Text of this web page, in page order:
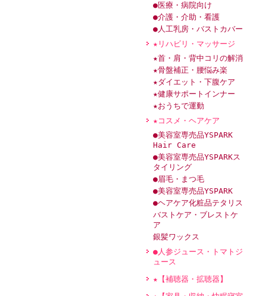
●医療・病院向け
●介護・介助・看護
●人工乳房・バストカバー
★リハビリ・マッサージ
★首・肩・背中コリの解消
★骨盤補正・腰悩み楽
★ダイエット・下腹ケア
★健康サポートインナー
★おうちで運動
★コスメ・ヘアケア
●美容室専売品YSPARK
Hair Care
●美容室専売品YSPARKス
タイリング
●眉毛・まつ毛
●美容室専売品YSPARK
●ヘアケア化粧品テタリス
バストケア・ブレストケ
ア
銀髪ワックス
●人参ジュース・トマトジ
ュース
★【補聴器・拡聴器】